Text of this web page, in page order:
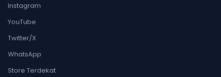
Instagram
YouTube
Twitter/X
WhatsApp
Store Terdekat